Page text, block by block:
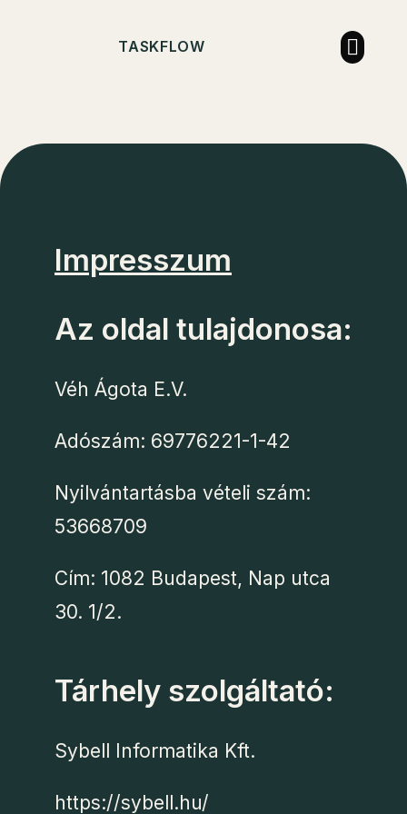
TASKFLOW
Impresszum
Az oldal tulajdonosa:
Véh Ágota E.V.
Adószám: 69776221-1-42
Nyilvántartásba vételi szám:
53668709
Cím: 1082 Budapest, Nap utca
30. 1/2.
Tárhely szolgáltató:
Sybell Informatika Kft.
https://sybell.hu/